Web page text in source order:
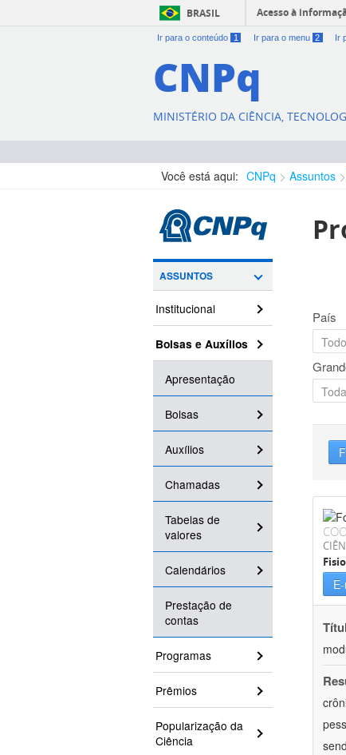
BRASIL Acesso à
Ir para o conteúdo 1 Ir para o menu 2 Ir
CNPq
MINISTÉRIO DA CIÊNCIA,
Você está aqui: CNPq Assuntos
ASSUNTOS
Institucional
Bolsas e Auxílios
Apresentação
Bolsas
Auxílios
Chamadas
Tabelas de
valores
Calendários
Prestação de
contas
Programas
Prêmios
Popularização da
Ciência
País